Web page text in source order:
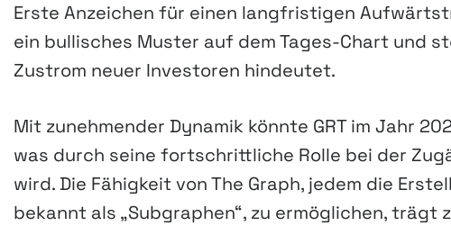
Erste Anzeichen für einen langfristigen
ein bullisches Muster auf dem Tages-Chart und
Zustrom neuer Investoren hindeutet.
Mit zunehmender Dynamik könnte GRT im Jahr
was durch seine fortschrittliche Rolle bei der
wird. Die Fähigkeit von The Graph, jedem die
bekannt als „Subgraphen“, zu ermöglichen,